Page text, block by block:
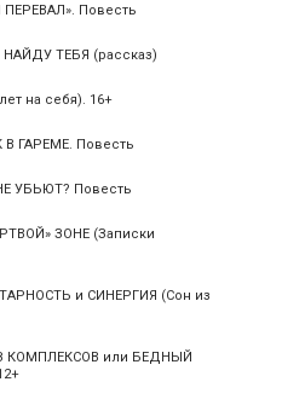
Повесть
ТЕБЯ (рассказ)
на себя). 16+
ГАРЕМЕ. Повесть
УБЬЮТ? Повесть
ЗОНЕ (Записки
и СИНЕРГИЯ (Сон из
КОМПЛЕКСОВ или БЕДНЫЙ